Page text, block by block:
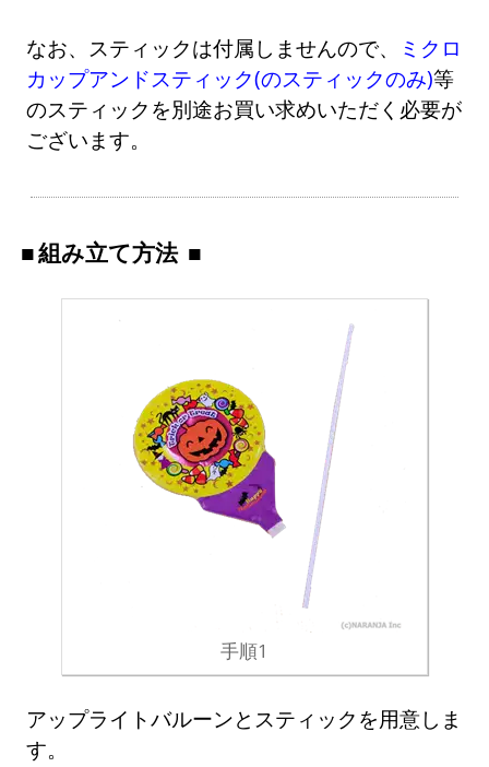
なお、スティックは付属しませんので、
ミクロ
カップアンドスティック(のスティックのみ)等
のスティックを別途お買い求めいただく必要が
ございます。
組み立て方法
手順1
アップライトバルーンとスティックを用意しま
す。